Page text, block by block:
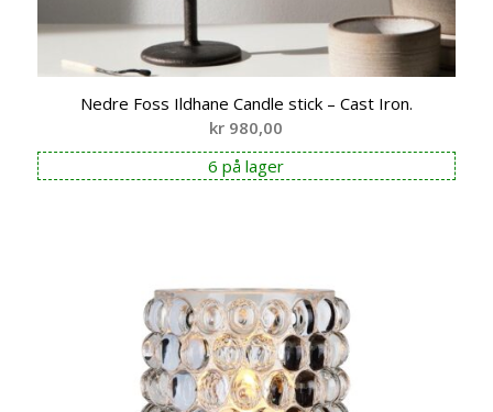
Nedre Foss Ildhane Candle stick – Cast Iron.
kr 980,00
6 på lager